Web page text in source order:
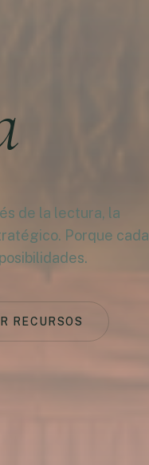
de la lectura, la
Porque cada
RECURSOS